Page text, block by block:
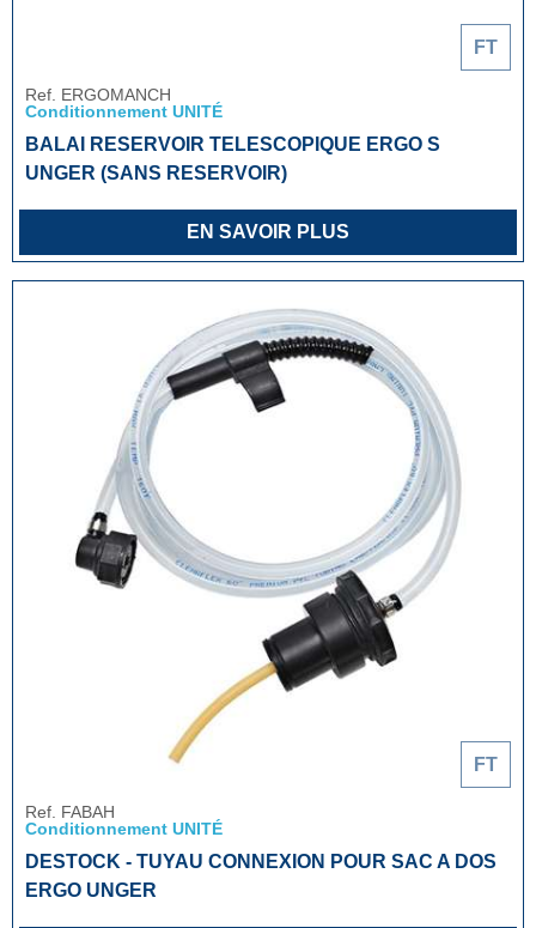
FT
Ref. ERGOMANCH
Conditionnement UNITÉ
BALAI RESERVOIR TELESCOPIQUE ERGO S
UNGER (SANS RESERVOIR)
EN SAVOIR PLUS
FT
Ref. FABAH
Conditionnement UNITÉ
DESTOCK - TUYAU CONNEXION POUR SAC A DOS
ERGO UNGER